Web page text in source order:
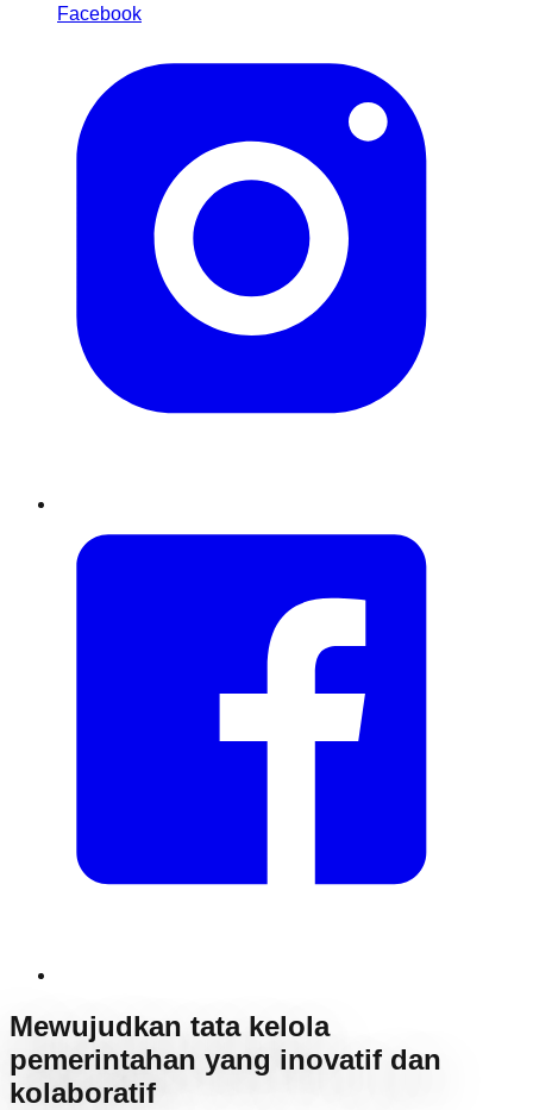
Facebook
Mewujudkan tata kelola
pemerintahan yang inovatif dan
kolaboratif